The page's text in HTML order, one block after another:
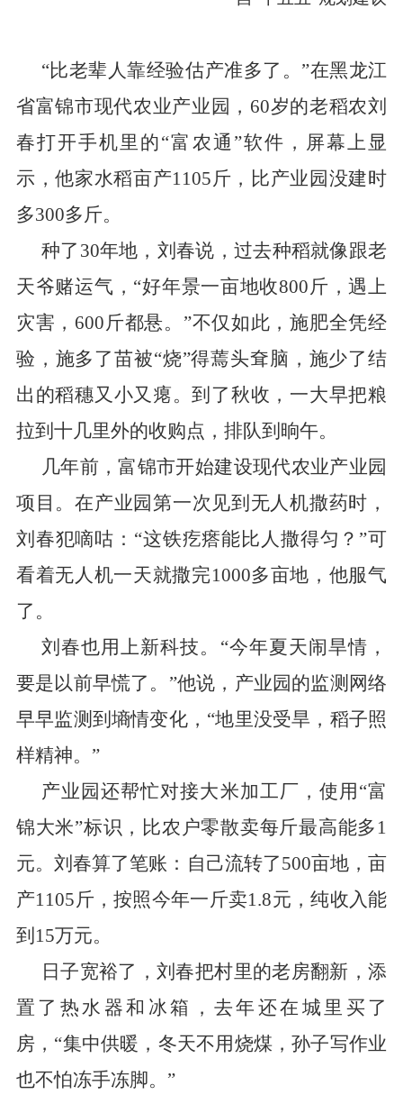
“比老辈人靠经验估产准多了。 ”在黑龙江
省富锦市现代农业产业园， 60岁的老稻农刘
春打开手机里的“富农通 ”软件，屏幕上显
示，他家水稻亩产1105斤，比产业园没建时
多300多斤。
种了 30年地，刘春说，过去种稻就像跟老
天爷赌运气， “好年景一亩地收800斤，遇上
灾害， 600斤都悬。 ”不仅如此，施肥全凭经
验，施多了苗被“烧”得蔫头耷脑，施少了结
出的稻穗又小又瘪。到了秋收，一大早把粮
拉到十几里外的收购点，排队到晌午。
几年前，富锦市开始建设现代农业产业园
项目 。在产业园第一次见到无人机撒药时，
刘春犯嘀咕： “这铁疙瘩能比人撒得匀？ ”可
看着无人机一天就撒完1000多亩地，他服气
了。
刘春也用上新科技。 “今年夏天闹旱情，
要是以前早慌了。 ”他说，产业园的监测网络
早早监测到墒情变化， “地里没受旱，稻子照
样精神。 ”
产业园还帮忙对接大米加工厂，使用 “富
锦大米”标识，比农户零散卖每斤最高能多 1
元。刘春算了笔账：自己流转了500亩地，亩
产1105斤，按照今年一斤卖1.8元，纯收入能
到 15万元。
日子宽裕了，刘春把村里的老房翻新，添
置了热水器和冰箱，去年还在城里买了
房， “集中供暖，冬天不用烧煤，孙子写作业
也不怕冻手冻脚。 ”